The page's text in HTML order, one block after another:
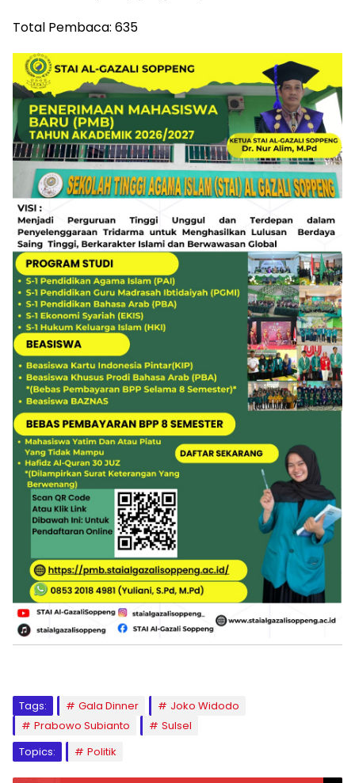
Total Pembaca: 635
Tags: Gala Dinner
Joko Widodo
Prabowo Subianto
Sulsel
Topics:
Politik